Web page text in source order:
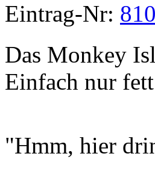
Eintrag-Nr:
Das Monkey
Einfach nur
"Hmm, hier